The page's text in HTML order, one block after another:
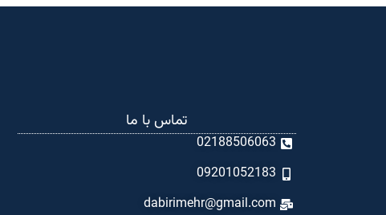
تماس با ما
02188506063
09201052183
dabirimehr@gmail.com